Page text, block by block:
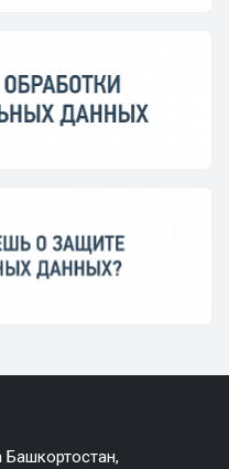
Башкортостан,